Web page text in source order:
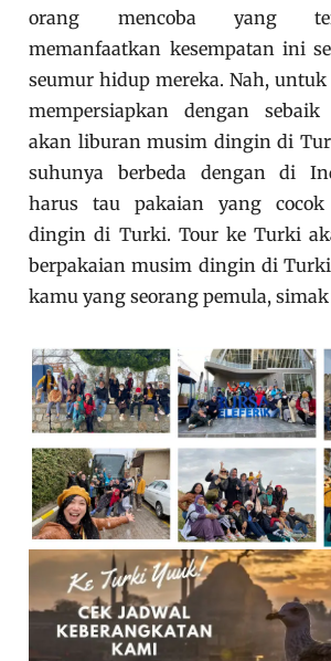
orang mencoba yang
memanfaatkan kesempatan ini
seumur hidup mereka. Nah,
mempersiapkan dengan
akan liburan musim dingin di
suhunya berbeda dengan di
harus tau pakaian yang
dingin di Turki. Tour ke Turki
berpakaian musim dingin di
kamu yang seorang pemula,